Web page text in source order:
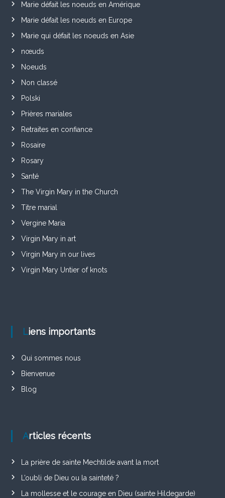
Marie défait les noeuds en Amérique
Marie défait les noeuds en Europe
Marie qui défait les noeuds en Asie
nœuds
Noeuds
Non classé
Polski
Prières mariales
Retraites en confiance
Rosaire
Rosary
Santé
The Virgin Mary in the Church
Titre marial
Vergine Maria
Virgin Mary in art
Virgin Mary in our lives
Virgin Mary Untier of knots
Liens importants
Qui sommes nous
Bienvenue
Blog
Articles récents
La prière de sainte Mechtilde avant la mort
L’oubli de Dieu ou la sainteté ?
La mollesse et le courage en Dieu (sainte Hildegarde)